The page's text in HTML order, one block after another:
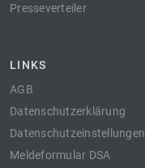
Presseverteiler
LINKS
AGB
Datenschutzerklärung
Datenschutzeinstellungen
Meldeformular DSA